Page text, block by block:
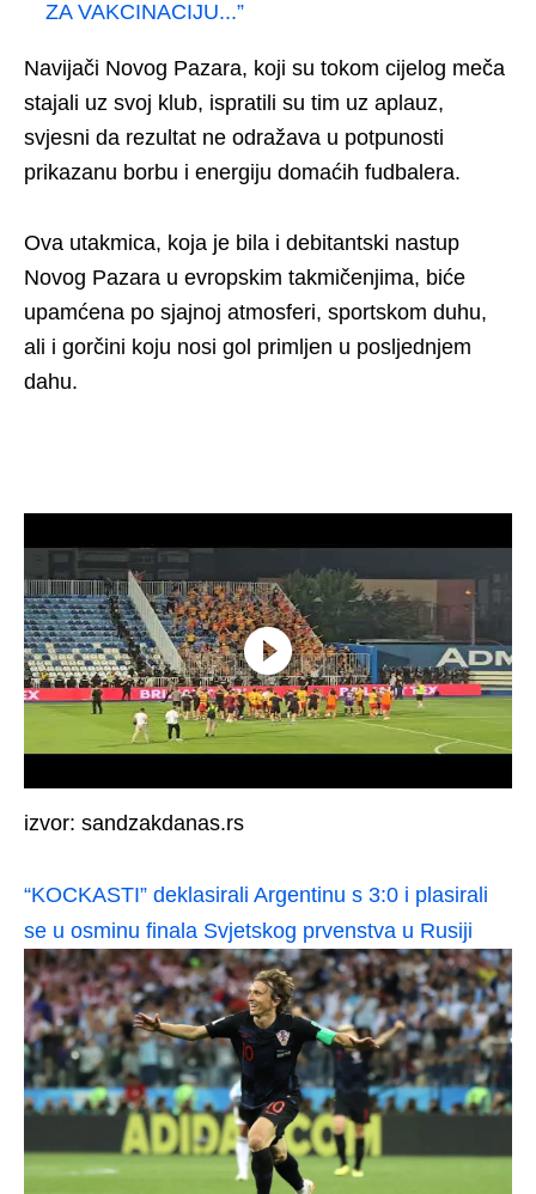
ZA VAKCINACIJU...”
Navijači Novog Pazara, koji su tokom cijelog meča
stajali uz svoj klub, ispratili su tim uz aplauz,
svjesni da rezultat ne odražava u potpunosti
prikazanu borbu i energiju domaćih fudbalera.
Ova utakmica, koja je bila i debitantski nastup
Novog Pazara u evropskim takmičenjima, biće
upamćena po sjajnoj atmosferi, sportskom duhu,
ali i gorčini koju nosi gol primljen u posljednjem
dahu.
izvor: sandzakdanas.rs
“KOCKASTI” deklasirali Argentinu s 3:0 i plasirali
se u osminu finala Svjetskog prvenstva u Rusiji